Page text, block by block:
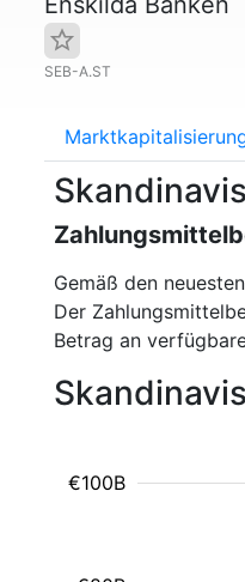
SEB-A.ST
Gemäß den
Der
Betrag an
€100B